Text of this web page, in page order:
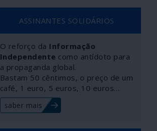
ASSINANTES SOLIDÁRIOS
O reforço da Informação
Independente como antídoto para
a propaganda global.
Bastam 50 cêntimos, o preço de um
café, 1 euro, 5 euros, 10 euros…
saber mais